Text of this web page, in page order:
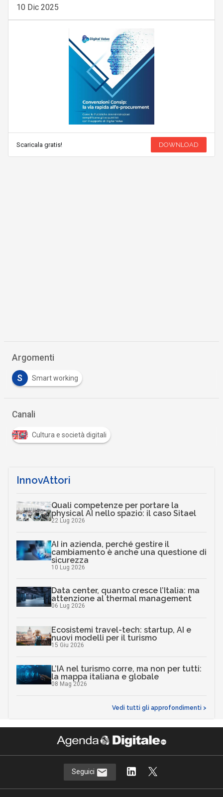
10 Dic 2025
Scaricala gratis! DOWNLOAD
Argomenti
S Smart working
Canali
Cultura e società digitali
InnovAttori
Quali competenze per portare la
physical AI nello spazio: il caso Sitael
22 Lug 2026
AI in azienda, perché gestire il
cambiamento è anche una questione di
sicurezza
10 Lug 2026
Data center, quanto cresce l’Italia: ma
attenzione al thermal management
06 Lug 2026
Ecosistemi travel-tech: startup, AI e
nuovi modelli per il turismo
15 Giu 2026
L’IA nel turismo corre, ma non per tutti:
la mappa italiana e globale
08 Mag 2026
Vedi tutti gli approfondimenti >
Seguici